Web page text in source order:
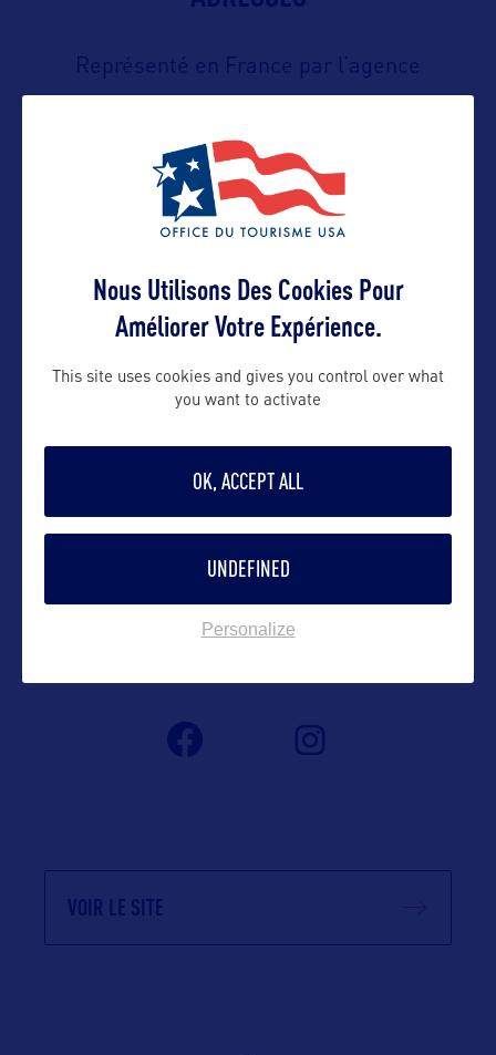
Représenté en France par l’agence
Contact presse
olivier@orkestra-tourism.com
Contact pro
Contact grand public
olivier@orkestra-tourism.com
VOIR LE SITE
Nous Utilisons Des Cookies Pour
Améliorer Votre Expérience.
This site uses cookies and gives you control over what
you want to activate
OK, ACCEPT ALL
UNDEFINED
Personalize